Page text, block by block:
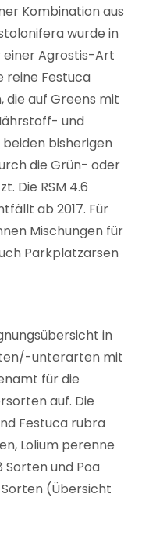
Kombination aus
wurde in
einer Agrostis-Art
reine Festuca
auf Greens mit
und
bisherigen
die Grün- oder
Die RSM 4.6
ab 2017. Für
Mischungen für
Parkplatzarsen
in
unterarten mit
für die
auf. Die
Festuca rubra
Lolium perenne
Sorten und Poa
(Übersicht